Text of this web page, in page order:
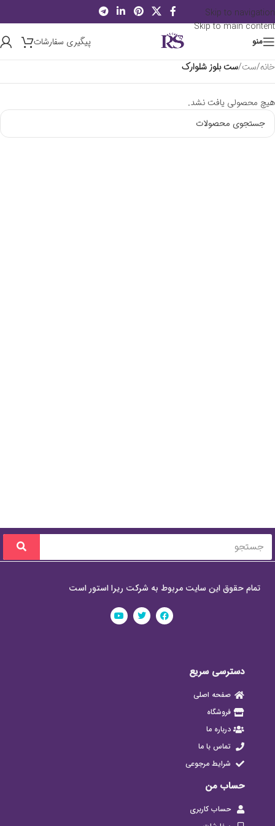
Skip to navigation
Skip to main content
منو
پیگیری سفارشات
خانه/ست/ست بلوز شلوارک
هیچ محصولی یافت نشد.
تمام حقوق این سایت مربوط به شرکت ریرا استور است
دسترسی سریع
صفحه اصلی
فروشگاه
درباره ما
تماس با ما
شرایط مرجوعی
حساب من
حساب کاربری